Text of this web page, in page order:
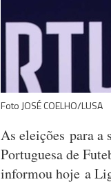
Foto JOSÉ COELHO/LUSA
As eleições para a
Portuguesa de
informou hoje a